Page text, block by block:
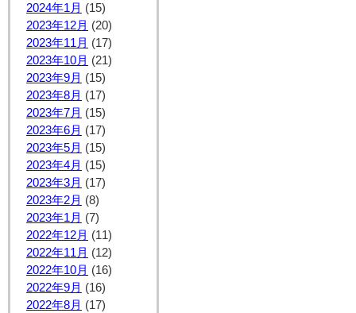
2024年1月 (15)
2023年12月 (20)
2023年11月 (17)
2023年10月 (21)
2023年9月 (15)
2023年8月 (17)
2023年7月 (15)
2023年6月 (17)
2023年5月 (15)
2023年4月 (15)
2023年3月 (17)
2023年2月 (8)
2023年1月 (7)
2022年12月 (11)
2022年11月 (12)
2022年10月 (16)
2022年9月 (16)
2022年8月 (17)